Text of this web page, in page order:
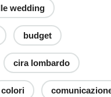
wedding
budget
cira lombardo
colori